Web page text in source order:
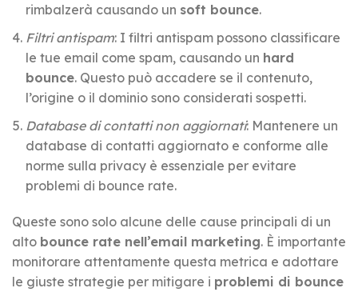
rimbalzerà causando un soft bounce.
Filtri antispam: I filtri antispam possono classificare
le tue email come spam, causando un hard
bounce. Questo può accadere se il contenuto,
l’origine o il dominio sono considerati sospetti.
Database di contatti non aggiornati: Mantenere un
database di contatti aggiornato e conforme alle
norme sulla privacy è essenziale per evitare
problemi di bounce rate.
Queste sono solo alcune delle cause principali di un
alto bounce rate nell’email marketing. È importante
monitorare attentamente questa metrica e adottare
le giuste strategie per mitigare i problemi di bounce